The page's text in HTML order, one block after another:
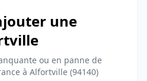
une
ou en panne de
à Alfortville (94140)